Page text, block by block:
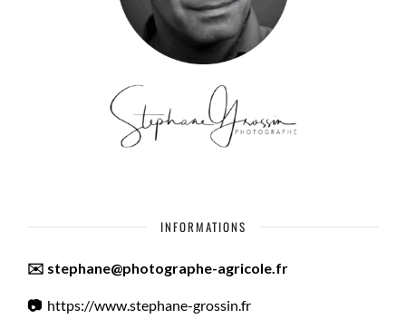
INFORMATIONS
✉️ stephane@photographe-agricole.fr
📷 https://www.stephane-grossin.fr